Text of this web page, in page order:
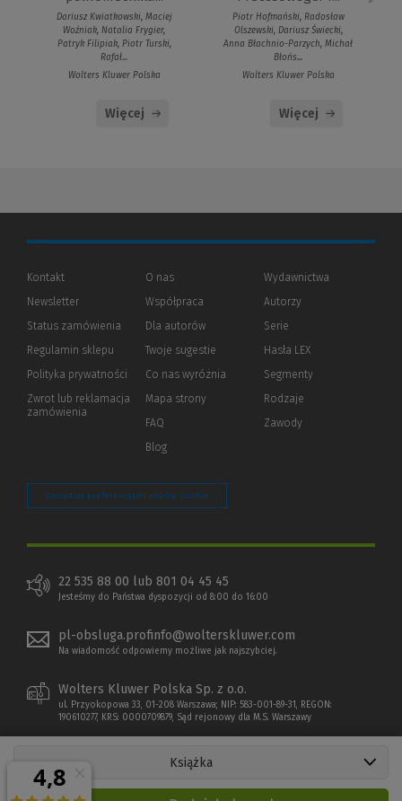
Książka
Dariusz Kwiatkowski, Maciej
Woźniak, Natalia Frygier,
Patryk Filipiak, Piotr Turski,
Rafał...
Wolters Kluwer Polska
Więcej
Piotr Hofmański, Radosław
Olszewski, Dariusz Świecki,
Anna Błachnio-Parzych, Michał
Błońs...
Wolters Kluwer Polska
Więcej
Kontakt
Newsletter
Status zamówienia
Regulamin sklepu
Polityka prywatności (Nowe
(Link
innej
Zwrot lub reklamacja
zamówienia
O nas
Współpraca
Dla autorów(Nowe
(Link
innej
strony)
Twoje sugestie
Co nas wyróżnia
Mapa strony
FAQ
Blog
Wydawnictwa
Autorzy
Serie
Hasła LEX
Segmenty
Rodzaje
Zawody
Zarządzaj preferencjami plików cookie
22 535 88 00 lub 801 04 45 45
Jesteśmy do Państwa dyspozycji od 8:00 do 16:00
pl-obsluga.profinfo@wolterskluwer.com
Na wiadomość odpowiemy możliwe jak najszybciej.
Wolters Kluwer Polska Sp. z o.o.
ul. Przyokopowa 33, 01-208 Warszawa; NIP: 583-001-89-31, REGON:
190610277, KRS: 0000709879, Sąd rejonowy dla M.S. Warszawy